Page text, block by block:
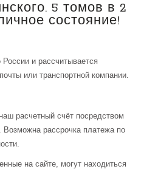
5 томов в 2
состояние!
и рассчитывается
или транспортной компании.
расчетный счёт посредством
Возможна рассрочка платежа по
на сайте, могут находиться